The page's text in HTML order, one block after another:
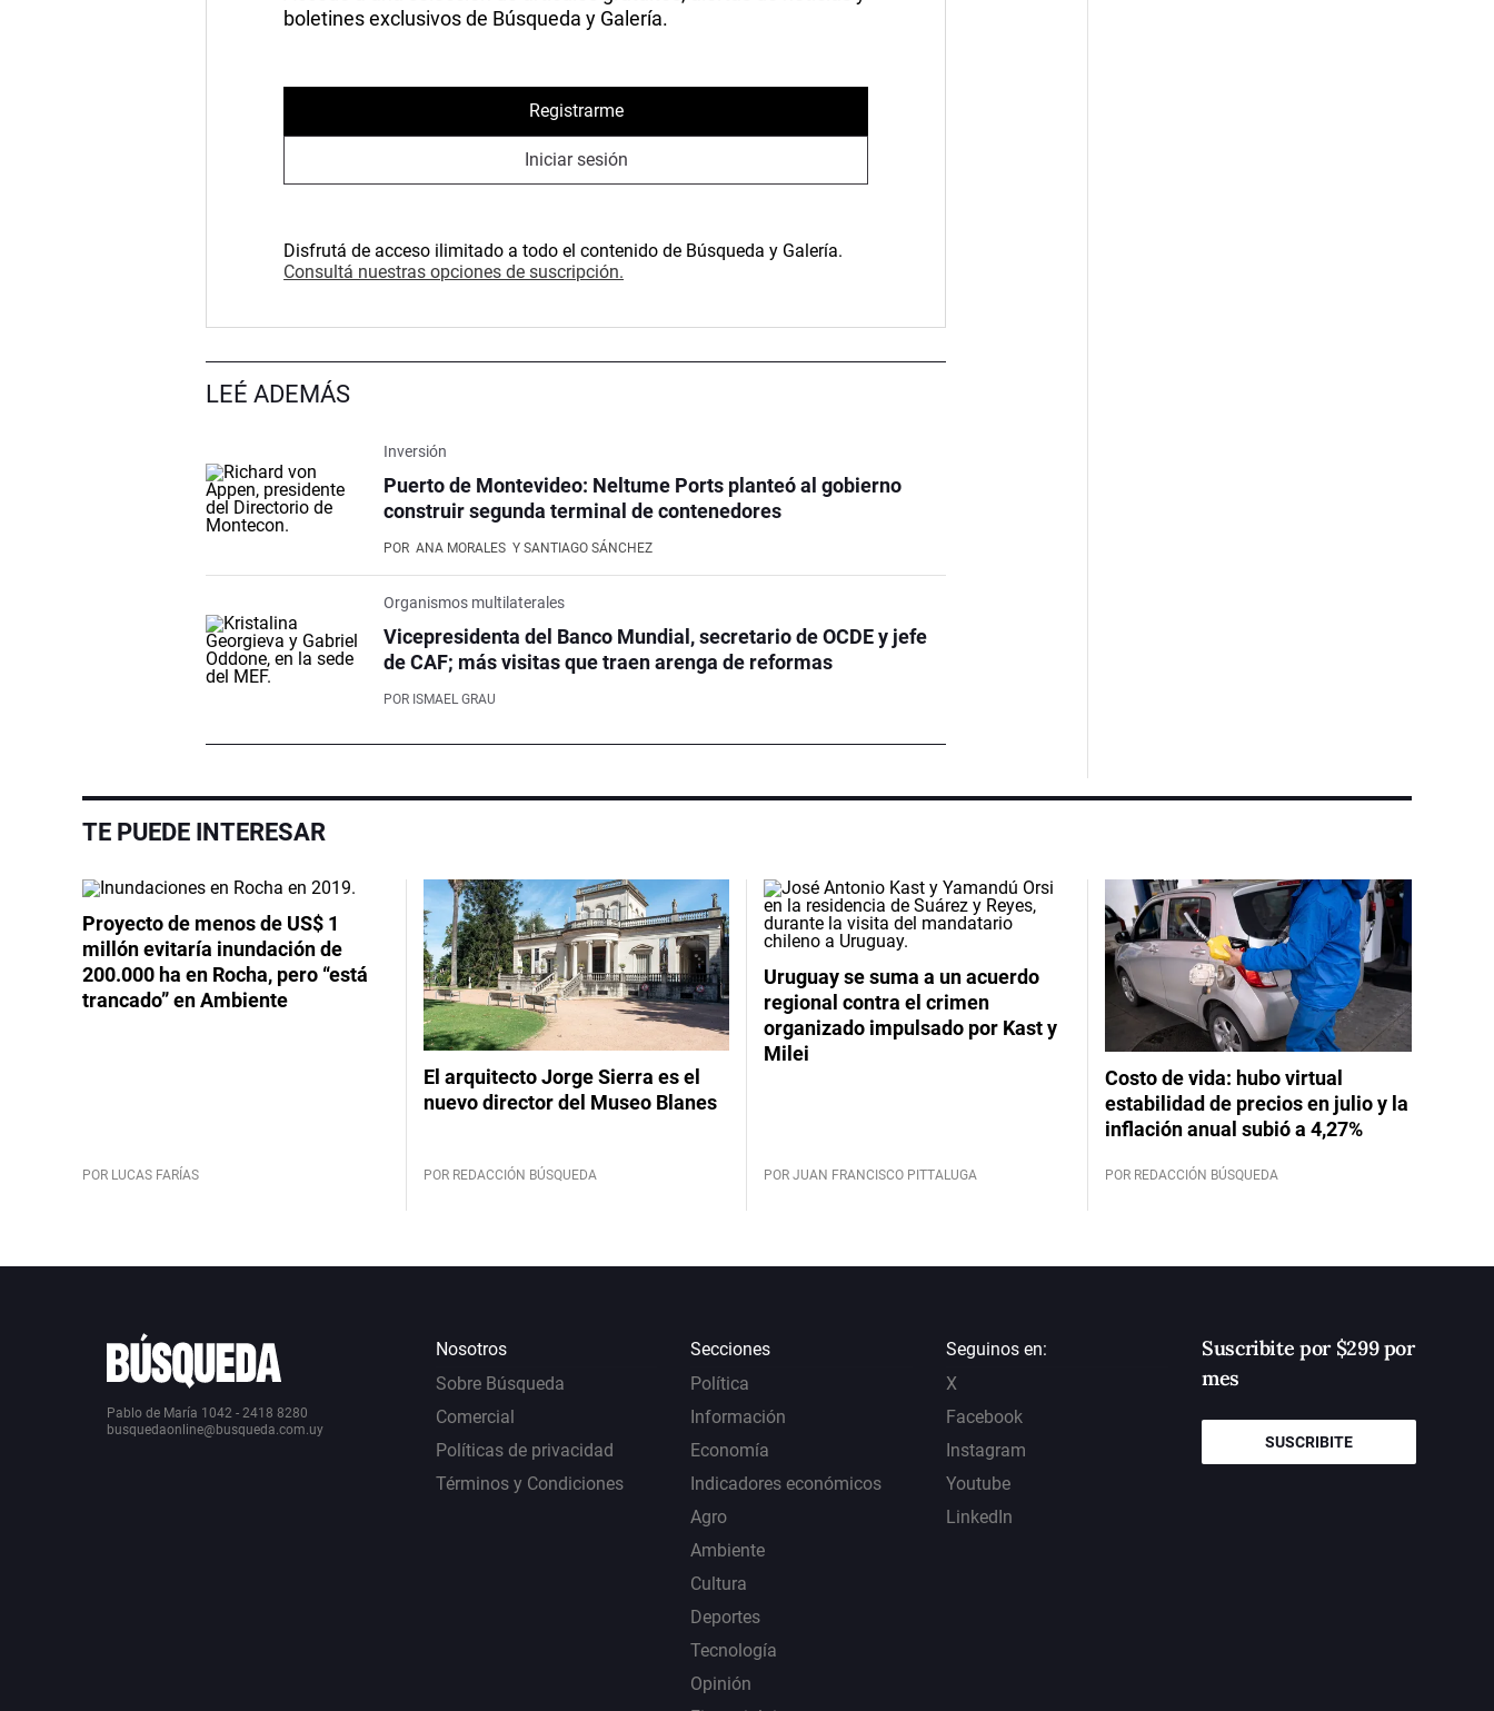
boletines exclusivos de Búsqueda y Galería.
Registrarme
Iniciar sesión
Disfrutá de acceso ilimitado a todo el contenido de Búsqueda y Galería.
Consultá nuestras opciones de suscripción.
LEÉ ADEMÁS
Inversión
Puerto de Montevideo: Neltume Ports planteó al gobierno
construir segunda terminal de contenedores
POR ANA MORALES Y SANTIAGO SÁNCHEZ
Organismos multilaterales
Vicepresidenta del Banco Mundial, secretario de OCDE y jefe
de CAF; más visitas que traen arenga de reformas
POR ISMAEL GRAU
TE PUEDE INTERESAR
Proyecto de menos de US$ 1
millón evitaría inundación de
200.000 ha en Rocha, pero “está
trancado” en Ambiente
POR LUCAS FARÍAS
El arquitecto Jorge Sierra es el
nuevo director del Museo Blanes
POR REDACCIÓN BÚSQUEDA
Uruguay se suma a un acuerdo
regional contra el crimen
organizado impulsado por Kast y
Milei
POR JUAN FRANCISCO PITTALUGA
Costo de vida: hubo virtual
estabilidad de precios en julio y la
inflación anual subió a 4,27%
POR REDACCIÓN BÚSQUEDA
Pablo de María 1042 - 2418 8280
busquedaonline@busqueda.com.uy
Nosotros
Sobre Búsqueda
Comercial
Políticas de privacidad
Términos y Condiciones
Secciones
Política
Información
Economía
Indicadores económicos
Agro
Ambiente
Cultura
Deportes
Tecnología
Opinión
Seguinos en:
X
Facebook
Instagram
Youtube
LinkedIn
Suscribite por $299 por
mes
SUSCRIBITE